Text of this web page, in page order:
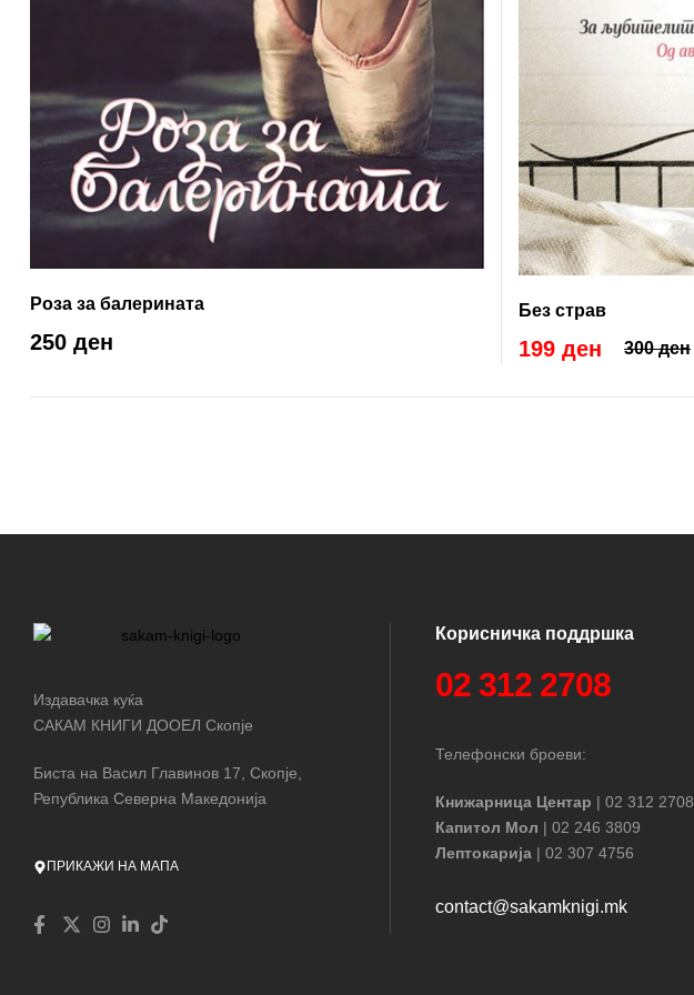
Роза за балерината
250 ден
Без страв
300 ден
199 ден
Издавачка куќа
САКАМ КНИГИ ДООЕЛ Скопје
Биста на Васил Главинов 17, Скопје,
Република Северна Македонија
ПРИКАЖИ НА МАПА
Корисничка поддршка
02 312 2708
Телефонски броеви:
Книжарница Центар | 02 312 2708
Капитол Мол | 02 246 3809
Лептокарија | 02 307 4756
contact@sakamknigi.mk